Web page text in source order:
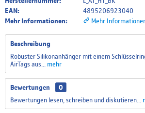
EAN:
4895206923040
Mehr Informationen:
Mehr
Beschreibung
Robuster Silikonanhänger mit einem
AirTags aus...
mehr
Bewertungen
0
Bewertungen lesen, schreiben und diskutieren...